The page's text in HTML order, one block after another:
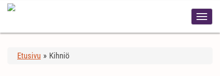
Etusivu » Kihniö